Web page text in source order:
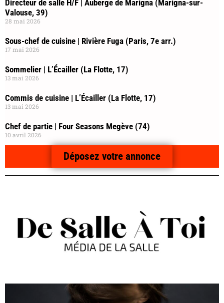
Directeur de salle H/F | Auberge de Marigna (Marigna-sur-
Valouse, 39)
28 mai 2026
Sous-chef de cuisine | Rivière Fuga (Paris, 7e arr.)
17 mai 2026
Sommelier | L’Écailler (La Flotte, 17)
13 mai 2026
Commis de cuisine | L’Écailler (La Flotte, 17)
13 mai 2026
Chef de partie | Four Seasons Megève (74)
10 avril 2026
Déposez votre annonce